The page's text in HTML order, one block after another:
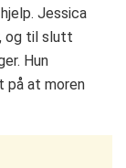
Jessica
og til slutt
Hun
på at moren